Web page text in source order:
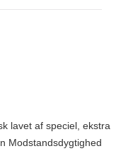
lavet af speciel, ekstra
Modstandsdygtighed